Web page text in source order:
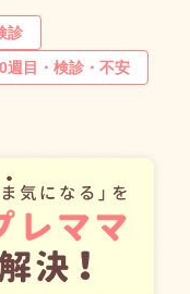
診
週目・検診・不安